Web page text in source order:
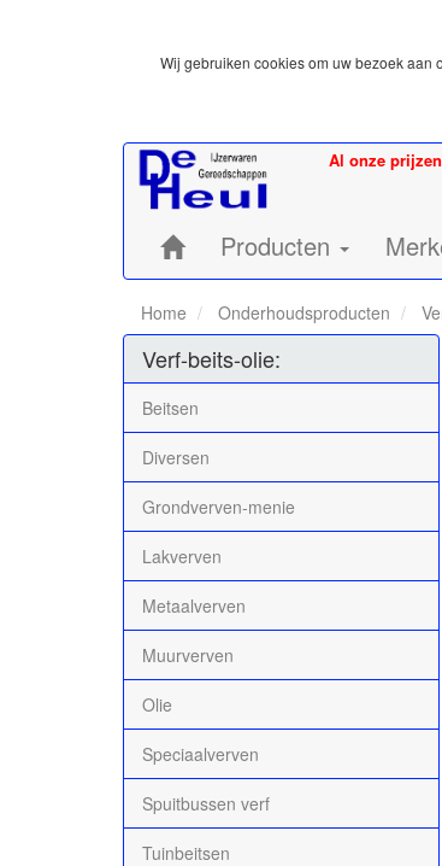
Wij gebruiken cookies om uw bezoek aan
Al onze
Home:Producten
Home Onderhoudsproducten
Verf-beits-olie:
Beitsen
Diversen
Grondverven-menie
Lakverven
Metaalverven
Muurverven
Olie
Speciaalverven
Spuitbussen verf
Tuinbeitsen